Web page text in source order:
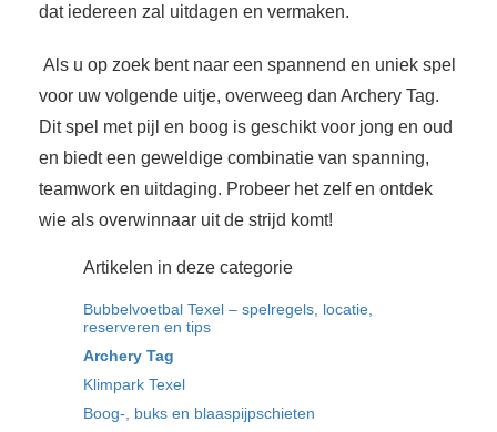
dat iedereen zal uitdagen en vermaken.
Als u op zoek bent naar een spannend en uniek spel
voor uw volgende uitje, overweeg dan Archery Tag.
Dit spel met pijl en boog is geschikt voor jong en oud
en biedt een geweldige combinatie van spanning,
teamwork en uitdaging. Probeer het zelf en ontdek
wie als overwinnaar uit de strijd komt!
Artikelen in deze categorie
Bubbelvoetbal Texel – spelregels, locatie,
reserveren en tips
Archery Tag
Klimpark Texel
Boog-, buks en blaaspijpschieten